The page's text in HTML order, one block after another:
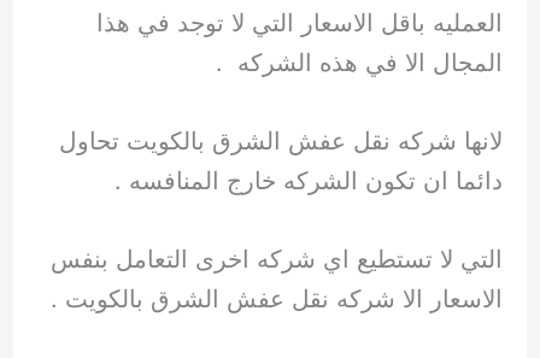
العمليه باقل الاسعار التي لا توجد في هذا
المجال الا في هذه الشركه .
لانها شركه نقل عفش الشرق بالكويت تحاول
دائما ان تكون الشركه خارج المنافسه .
التي لا تستطيع اي شركه اخرى التعامل بنفس
الاسعار الا شركه نقل عفش الشرق بالكويت .